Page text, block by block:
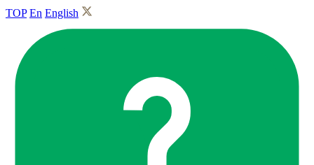
TOP En English